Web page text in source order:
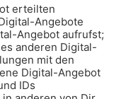
Infos & Spiele